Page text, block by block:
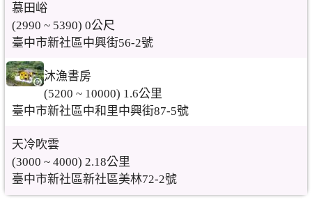
慕田峪
(2990 ~ 5390) 0公尺
臺中市新社區中興街56-2號
沐漁書房
(5200 ~ 10000) 1.6公里
臺中市新社區中和里中興街87-5號
天冷吹雲
(3000 ~ 4000) 2.18公里
臺中市新社區新社區美林72-2號